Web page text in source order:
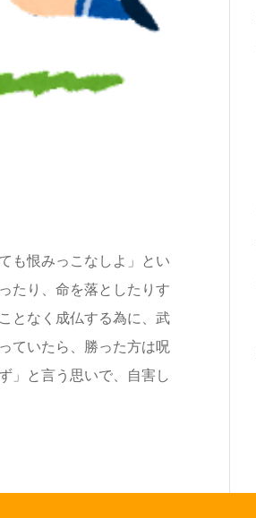
も恨みっこなしよ」とい
たり、命を落としたりす
となく成仏する為に、武
ていたら、勝った方は呪
」と言う思いで、自害し